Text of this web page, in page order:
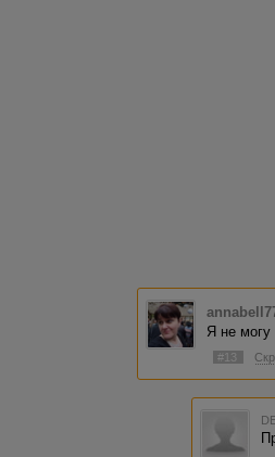
Я не могу
#13